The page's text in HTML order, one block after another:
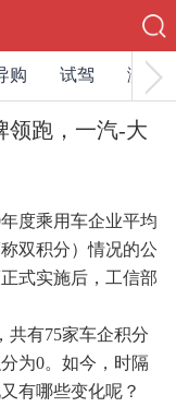
购 试驾 测评
领跑，一汽-大
度乘用车企业平均
双积分）情况的公
式实施后，工信部
共有75家车企积分
为0。如今，时隔
有哪些变化呢？